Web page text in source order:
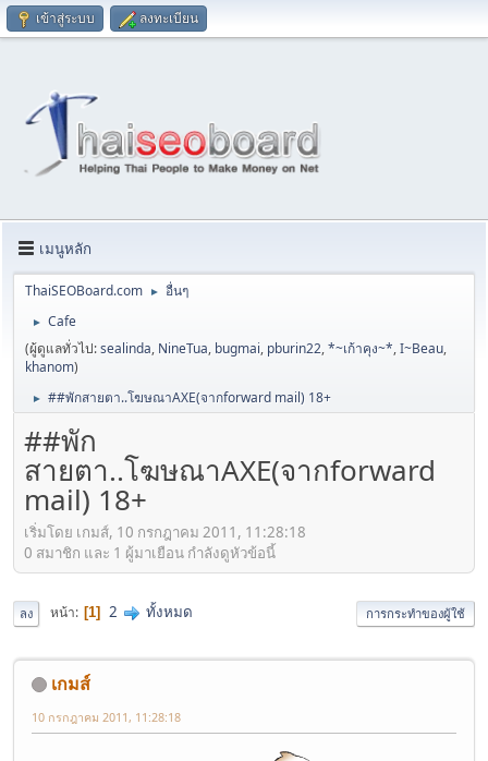
เข้าสู่ระบบ ลงทะเบียน
เมนูหลัก
ThaiSEOBoard.com ► อื่นๆ
►
Cafe
(ผู้ดูแลทั่วไป:sealinda, NineTua, bugmai, pburin22,*~เก้าคุง~*,I~Beau,
khanom)
► ##พักสายตา..โฆษณาAXE(จากforward mail) 18+
##พัก
สายตา..โฆษณาAXE(จากforward
mail) 18+
เริ่มโดย เกมส์, 10 กรกฎาคม 2011, 11:28:18
0 สมาชิก และ 1 ผู้มาเยือน กำลังดูหัวข้อนี้
ลง หน้า 1 2 ทั้งหมด การกระทำของผู้ใช้
เกมส์
10 กรกฎาคม 2011, 11:28:18